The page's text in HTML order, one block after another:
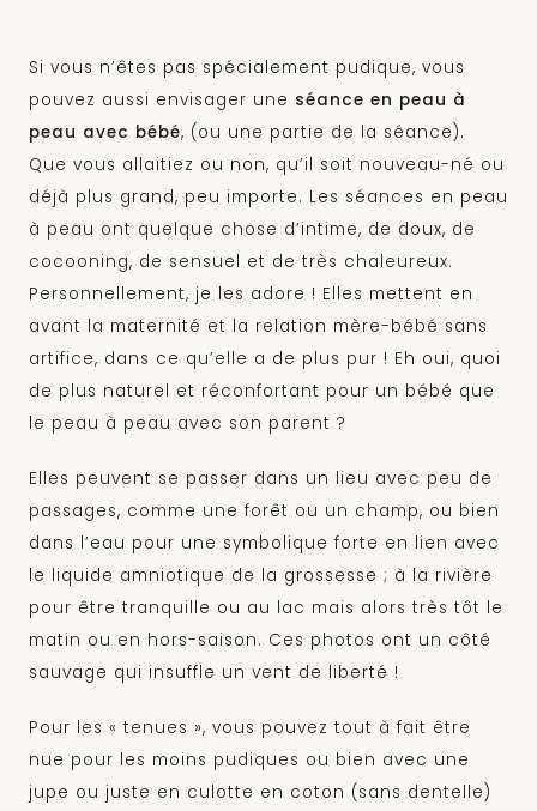
Si vous n’êtes pas spécialement pudique, vous
pouvez aussi envisager une séance en peau à
peau avec bébé, (ou une partie de la séance).
Que vous allaitiez ou non, qu’il soit nouveau-né ou
déjà plus grand, peu importe. Les séances en peau
à peau ont quelque chose d’intime, de doux, de
cocooning, de sensuel et de très chaleureux.
Personnellement, je les adore ! Elles mettent en
avant la maternité et la relation mère-bébé sans
artifice, dans ce qu’elle a de plus pur ! Eh oui, quoi
de plus naturel et réconfortant pour un bébé que
le peau à peau avec son parent ?
Elles peuvent se passer dans un lieu avec peu de
passages, comme une forêt ou un champ, ou bien
dans l’eau pour une symbolique forte en lien avec
le liquide amniotique de la grossesse ; à la rivière
pour être tranquille ou au lac mais alors très tôt le
matin ou en hors-saison. Ces photos ont un côté
sauvage qui insuffle un vent de liberté !
Pour les « tenues », vous pouvez tout à fait être
nue pour les moins pudiques ou bien avec une
jupe ou juste en culotte en coton (sans dentelle)